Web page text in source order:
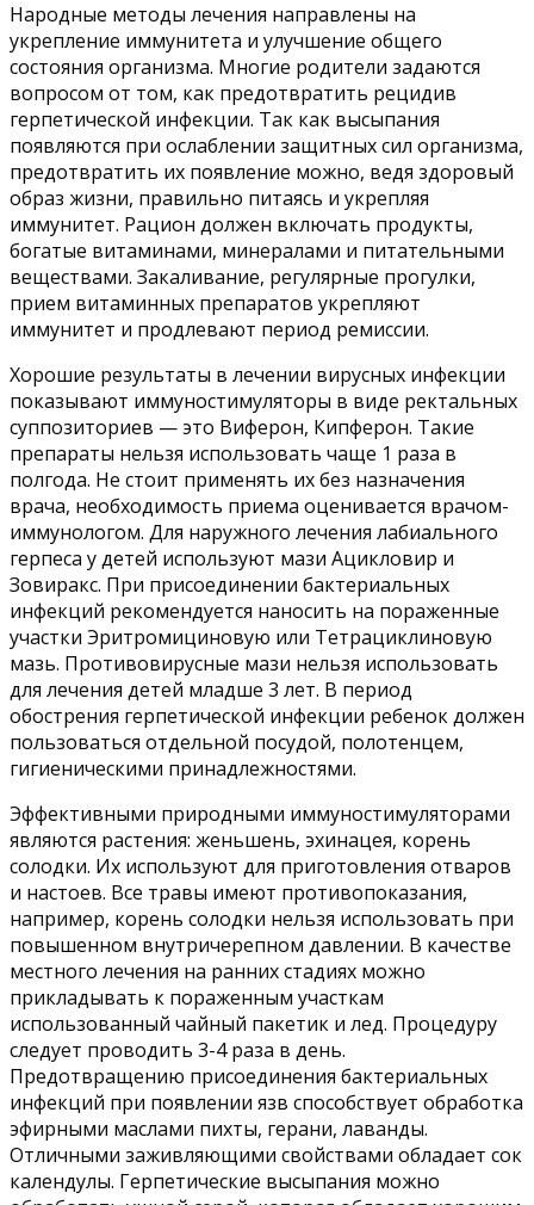
Народные методы лечения направлены на
укрепление иммунитета и улучшение общего
состояния организма. Многие родители задаются
вопросом от том, как предотвратить рецидив
герпетической инфекции. Так как высыпания
появляются при ослаблении защитных сил организма,
предотвратить их появление можно, ведя здоровый
образ жизни, правильно питаясь и укрепляя
иммунитет. Рацион должен включать продукты,
богатые витаминами, минералами и питательными
веществами. Закаливание, регулярные прогулки,
прием витаминных препаратов укрепляют
иммунитет и продлевают период ремиссии.
Хорошие результаты в лечении вирусных инфекции
показывают иммуностимуляторы в виде ректальных
суппозиториев — это Виферон, Кипферон. Такие
препараты нельзя использовать чаще 1 раза в
полгода. Не стоит применять их без назначения
врача, необходимость приема оценивается врачом-
иммунологом. Для наружного лечения лабиального
герпеса у детей используют мази Ацикловир и
Зовиракс. При присоединении бактериальных
инфекций рекомендуется наносить на пораженные
участки Эритромициновую или Тетрациклиновую
мазь. Противовирусные мази нельзя использовать
для лечения детей младше 3 лет. В период
обострения герпетической инфекции ребенок должен
пользоваться отдельной посудой, полотенцем,
гигиеническими принадлежностями.
Эффективными природными иммуностимуляторами
являются растения: женьшень, эхинацея, корень
солодки. Их используют для приготовления отваров
и настоев. Все травы имеют противопоказания,
например, корень солодки нельзя использовать при
повышенном внутричерепном давлении. В качестве
местного лечения на ранних стадиях можно
прикладывать к пораженным участкам
использованный чайный пакетик и лед. Процедуру
следует проводить 3-4 раза в день.
Предотвращению присоединения бактериальных
инфекций при появлении язв способствует обработка
эфирными маслами пихты, герани, лаванды.
Отличными заживляющими свойствами обладает сок
календулы. Герпетические высыпания можно